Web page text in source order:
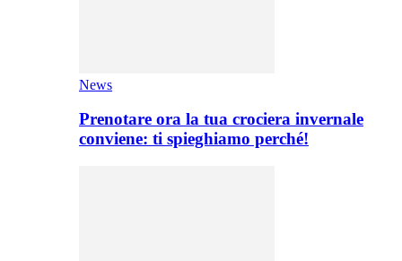
News
Prenotare ora la tua crociera invernale
conviene: ti spieghiamo perché!